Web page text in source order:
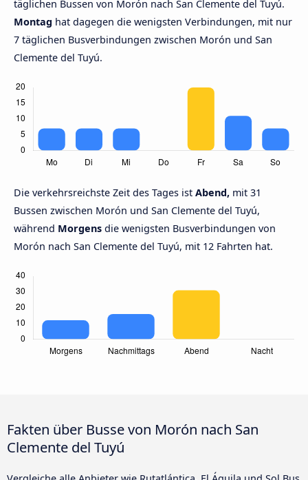
täglichen Bussen von Morón nach San Clemente del Tuyú.
Montag hat dagegen die wenigsten Verbindungen, mit nur
7 täglichen Busverbindungen zwischen Morón und San
Clemente del Tuyú.
Die verkehrsreichste Zeit des Tages ist Abend, mit 31
Bussen zwischen Morón und San Clemente del Tuyú,
während Morgens die wenigsten Busverbindungen von
Morón nach San Clemente del Tuyú, mit 12 Fahrten hat.
Fakten über Busse von Morón nach San
Clemente del Tuyú